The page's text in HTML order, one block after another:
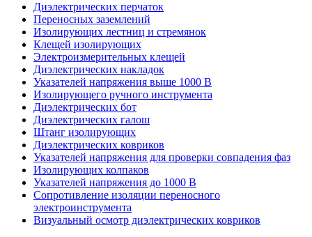
Диэлектрических перчаток
Переносных заземлений
Изолирующих лестниц и стремянок
Клещей изолирующих
Электроизмерительных клещей
Диэлектрических накладок
Указателей напряжения выше 1000 В
Изолирующего ручного инструмента
Диэлектрических бот
Диэлектрических галош
Штанг изолирующих
Диэлектрических ковриков
Указателей напряжения для проверки совпадения фаз
Изолирующих колпаков
Указателей напряжения до 1000 В
Сопротивление изоляции переносного
электроинструмента
Визуальный осмотр диэлектрических ковриков